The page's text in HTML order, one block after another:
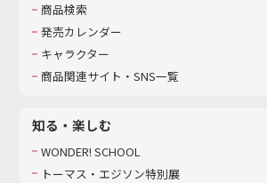
商品検索
発売カレンダー
キャラクター
商品関連サイト・SNS一覧
知る・楽しむ
WONDER! SCHOOL
トーマス・エジソン特別展